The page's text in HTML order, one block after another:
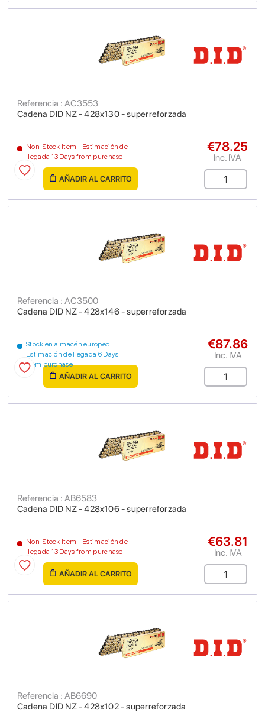
Cadena DID NZ - 428x130 - superreforzada
Referencia : AC3553
Non-Stock Item - Estimación de
llegada 13 Days from purchase
€78.25
Inc. IVA
AÑADIR AL CARRITO
Cadena DID NZ - 428x146 - superreforzada
Referencia : AC3500
Stock en almacén europeo
Estimación de llegada 6 Days
from purchase
€87.86
Inc. IVA
AÑADIR AL CARRITO
Cadena DID NZ - 428x106 - superreforzada
Referencia : AB6583
Non-Stock Item - Estimación de
llegada 13 Days from purchase
€63.81
Inc. IVA
AÑADIR AL CARRITO
Cadena DID NZ - 428x102 - superreforzada
Referencia : AB6690